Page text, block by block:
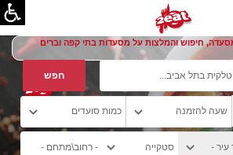
חיפוש והמלצות על מסעדות בתי קפה וברים